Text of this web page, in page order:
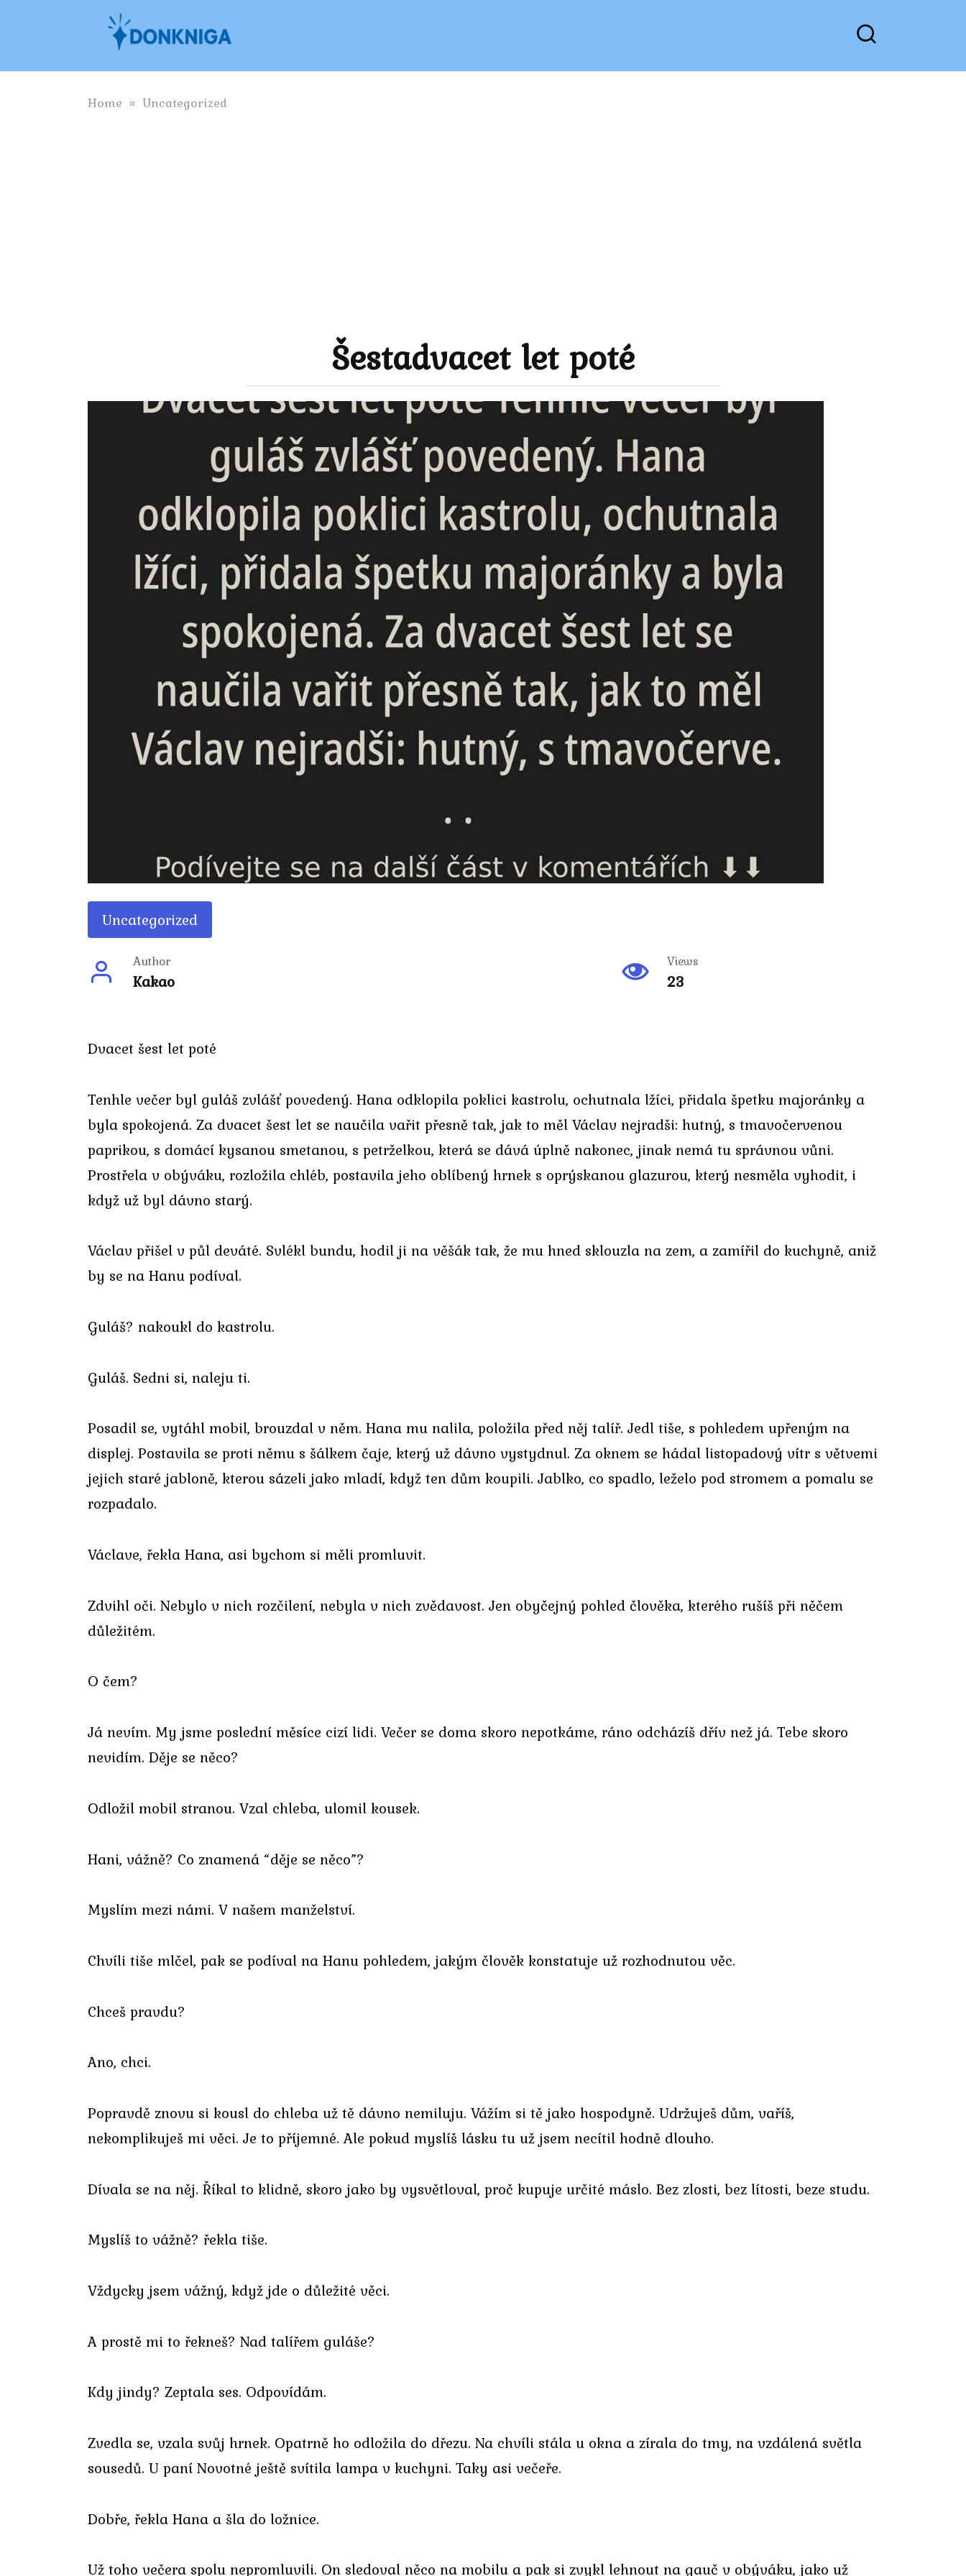
Home » Uncategorized
Šestadvacet let poté
Uncategorized
Author
Kakao
Views
23
Dvacet šest let poté
Tenhle večer byl guláš zvlášť povedený. Hana odklopila poklici kastrolu, ochutnala lžíci, přidala špetku majoránky a
byla spokojená. Za dvacet šest let se naučila vařit přesně tak, jak to měl Václav nejradši: hutný, s tmavočervenou
paprikou, s domácí kysanou smetanou, s petrželkou, která se dává úplně nakonec, jinak nemá tu správnou vůni.
Prostřela v obýváku, rozložila chléb, postavila jeho oblíbený hrnek s oprýskanou glazurou, který nesměla vyhodit, i
když už byl dávno starý.
Václav přišel v půl deváté. Svlékl bundu, hodil ji na věšák tak, že mu hned sklouzla na zem, a zamířil do kuchyně, aniž
by se na Hanu podíval.
Guláš? nakoukl do kastrolu.
Guláš. Sedni si, naleju ti.
Posadil se, vytáhl mobil, brouzdal v něm. Hana mu nalila, položila před něj talíř. Jedl tiše, s pohledem upřeným na
displej. Postavila se proti němu s šálkem čaje, který už dávno vystydnul. Za oknem se hádal listopadový vítr s větvemi
jejich staré jabloně, kterou sázeli jako mladí, když ten dům koupili. Jablko, co spadlo, leželo pod stromem a pomalu se
rozpadalo.
Václave, řekla Hana, asi bychom si měli promluvit.
Zdvihl oči. Nebylo v nich rozčilení, nebyla v nich zvědavost. Jen obyčejný pohled člověka, kterého rušíš při něčem
důležitém.
O čem?
Já nevím. My jsme poslední měsíce cizí lidi. Večer se doma skoro nepotkáme, ráno odcházíš dřív než já. Tebe skoro
nevidím. Děje se něco?
Odložil mobil stranou. Vzal chleba, ulomil kousek.
Hani, vážně? Co znamená “děje se něco”?
Myslím mezi námi. V našem manželství.
Chvíli tiše mlčel, pak se podíval na Hanu pohledem, jakým člověk konstatuje už rozhodnutou věc.
Chceš pravdu?
Ano, chci.
Popravdě znovu si kousl do chleba už tě dávno nemiluju. Vážím si tě jako hospodyně. Udržuješ dům, vaříš,
nekomplikuješ mi věci. Je to příjemné. Ale pokud myslíš lásku tu už jsem necítil hodně dlouho.
Dívala se na něj. Říkal to klidně, skoro jako by vysvětloval, proč kupuje určité máslo. Bez zlosti, bez lítosti, beze studu.
Myslíš to vážně? řekla tiše.
Vždycky jsem vážný, když jde o důležité věci.
A prostě mi to řekneš? Nad talířem guláše?
Kdy jindy? Zeptala ses. Odpovídám.
Zvedla se, vzala svůj hrnek. Opatrně ho odložila do dřezu. Na chvíli stála u okna a zírala do tmy, na vzdálená světla
sousedů. U paní Novotné ještě svítila lampa v kuchyni. Taky asi večeře.
Dobře, řekla Hana a šla do ložnice.
Už toho večera spolu nepromluvili. On sledoval něco na mobilu a pak si zvykl lehnout na gauč v obýváku, jako už